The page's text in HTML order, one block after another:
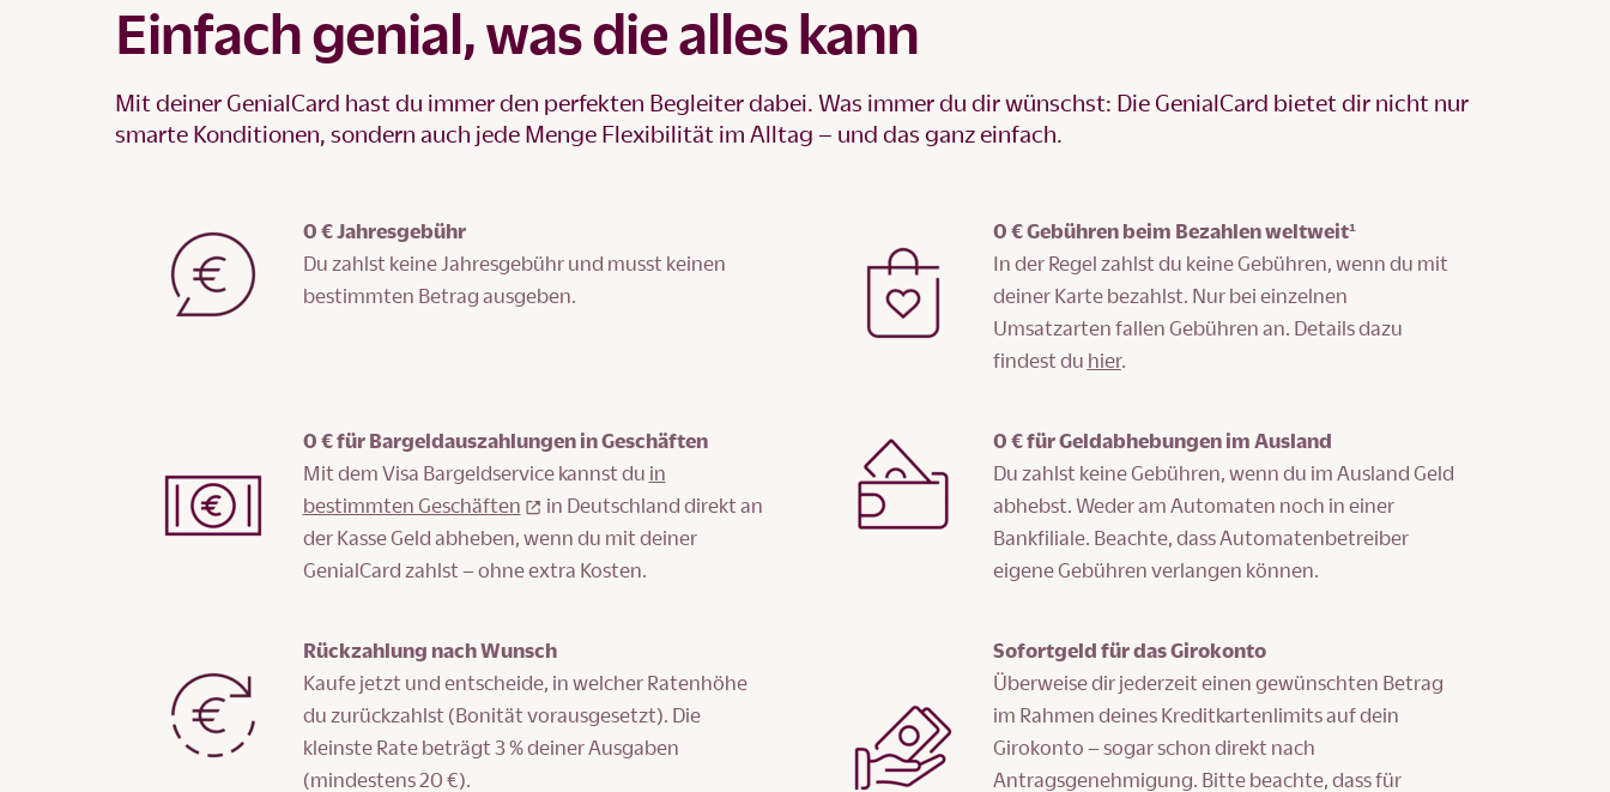
Einfach genial, was die alles kann
Mit deiner GenialCard hast du immer den perfekten Begleiter dabei. Was immer du dir wünschst: Die GenialCard bietet dir nicht nur
smarte Konditionen, sondern auch jede Menge Flexibilität im Alltag – und das ganz einfach.
0 € Jahresgebühr
Du zahlst keine Jahresgebühr und musst keinen
bestimmten Betrag ausgeben.
0 € Gebühren beim Bezahlen weltweit¹
In der Regel zahlst du keine Gebühren, wenn du mit
deiner Karte bezahlst. Nur bei einzelnen
Umsatzarten fallen Gebühren an. Details dazu
findest du hier.
0 € für Bargeldauszahlungen in Geschäften
Mit dem Visa Bargeldservice kannst du in
bestimmten Geschäften
in Deutschland direkt an
der Kasse Geld abheben, wenn du mit deiner
GenialCard zahlst – ohne extra Kosten.
0 € für Geldabhebungen im Ausland
Du zahlst keine Gebühren, wenn du im Ausland Geld
abhebst. Weder am Automaten noch in einer
Bankfiliale. Beachte, dass Automatenbetreiber
eigene Gebühren verlangen können.
Rückzahlung nach Wunsch
Kaufe jetzt und entscheide, in welcher Ratenhöhe
du zurückzahlst (Bonität vorausgesetzt). Die
kleinste Rate beträgt 3 % deiner Ausgaben
(mindestens 20 €).
Sofortgeld für das Girokonto
Überweise dir jederzeit einen gewünschten Betrag
im Rahmen deines Kreditkartenlimits auf dein
Girokonto – sogar schon direkt nach
Antragsgenehmigung. Bitte beachte, dass für